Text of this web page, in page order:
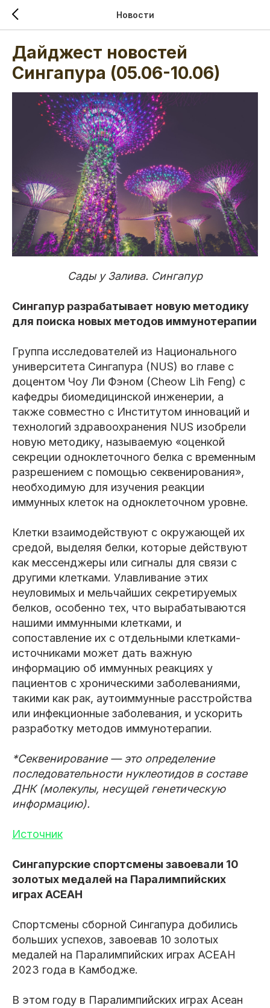
Новости
Дайджест новостей
Сингапура (05.06-10.06)
Сады у Залива. Сингапур
Сингапур разрабатывает новую методику
для поиска новых методов иммунотерапии
Группа исследователей из Национального
университета Сингапура (NUS) во главе с
доцентом Чоу Ли Фэном (Cheow Lih Feng) с
кафедры биомедицинской инженерии, а
также совместно с Институтом инноваций и
технологий здравоохранения NUS изобрели
новую методику, называемую «оценкой
секреции одноклеточного белка с временным
разрешением с помощью секвенирования»,
необходимую для изучения реакции
иммунных клеток на одноклеточном уровне.
Клетки взаимодействуют с окружающей их
средой, выделяя белки, которые действуют
как мессенджеры или сигналы для связи с
другими клетками. Улавливание этих
неуловимых и мельчайших секретируемых
белков, особенно тех, что вырабатываются
нашими иммунными клетками, и
сопоставление их с отдельными клетками-
источниками может дать важную
информацию об иммунных реакциях у
пациентов с хроническими заболеваниями,
такими как рак, аутоиммунные расстройства
или инфекционные заболевания, и ускорить
разработку методов иммунотерапии.
*Секвенирование — это определение
последовательности нуклеотидов в составе
ДНК (молекулы, несущей генетическую
информацию).
Источник
Сингапурские спортсмены завоевали 10
золотых медалей на Паралимпийских
играх АСЕАН
Спортсмены сборной Сингапура добились
больших успехов, завоевав 10 золотых
медалей на Паралимпийских играх АСЕАН
2023 года в Камбодже.
В этом году в Паралимпийских играх Асеан